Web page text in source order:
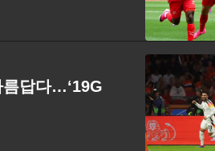
름답다…‘19G